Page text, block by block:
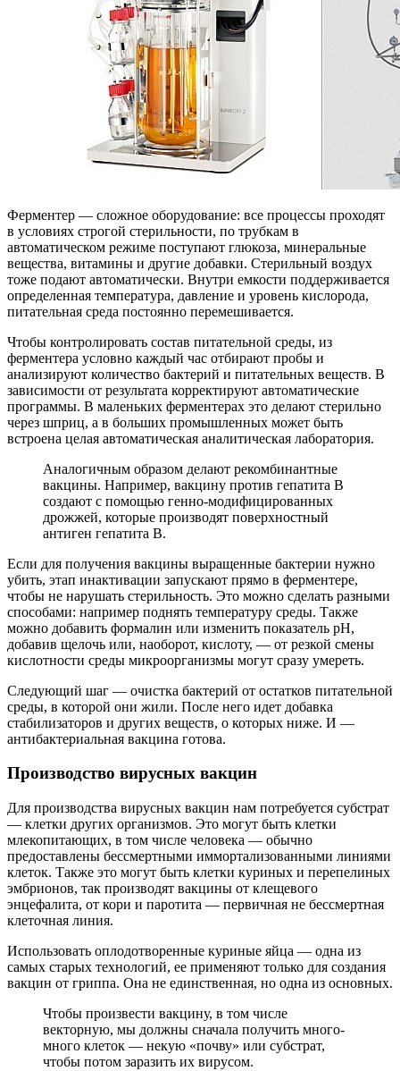
Ферментер — сложное оборудование: все процессы проходят
в условиях строгой стерильности, по трубкам в
автоматическом режиме поступают глюкоза, минеральные
вещества, витамины и другие добавки. Стерильный воздух
тоже подают автоматически. Внутри емкости поддерживается
определенная температура, давление и уровень кислорода,
питательная среда постоянно перемешивается.
Чтобы контролировать состав питательной среды, из
ферментера условно каждый час отбирают пробы и
анализируют количество бактерий и питательных веществ. В
зависимости от результата корректируют автоматические
программы. В маленьких ферментерах это делают стерильно
через шприц, а в больших промышленных может быть
встроена целая автоматическая аналитическая лаборатория.
Аналогичным образом делают рекомбинантные
вакцины. Например, вакцину против гепатита B
создают с помощью генно-модифицированных
дрожжей, которые производят поверхностный
антиген гепатита B.
Если для получения вакцины выращенные бактерии нужно
убить, этап инактивации запускают прямо в ферментере,
чтобы не нарушать стерильность. Это можно сделать разными
способами: например поднять температуру среды. Также
можно добавить формалин или изменить показатель pH,
добавив щелочь или, наоборот, кислоту, — от резкой смены
кислотности среды микроорганизмы могут сразу умереть.
Следующий шаг — очистка бактерий от остатков питательной
среды, в которой они жили. После него идет добавка
стабилизаторов и других веществ, о которых ниже. И —
антибактериальная вакцина готова.
Производство вирусных вакцин
Для производства вирусных вакцин нам потребуется субстрат
— клетки других организмов. Это могут быть клетки
млекопитающих, в том числе человека — обычно
предоставлены бессмертными иммортализованными линиями
клеток. Также это могут быть клетки куриных и перепелиных
эмбрионов, так производят вакцины от клещевого
энцефалита, от кори и паротита — первичная не бессмертная
клеточная линия.
Использовать оплодотворенные куриные яйца — одна из
самых старых технологий, ее применяют только для создания
вакцин от гриппа. Она не единственная, но одна из основных.
Чтобы произвести вакцину, в том числе
векторную, мы должны сначала получить много-
много клеток — некую «почву» или субстрат,
чтобы потом заразить их вирусом.